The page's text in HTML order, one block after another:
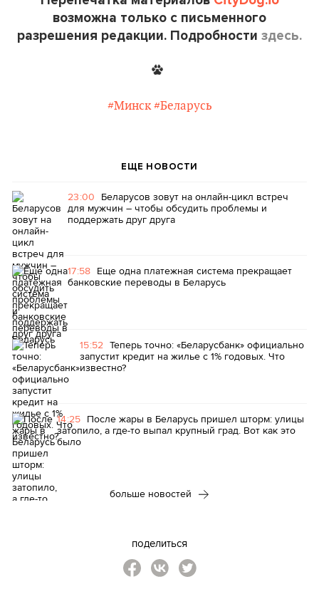
возможна только с письменного
разрешения редакции. Подробности здесь.
#Минск #Беларусь
ЕЩЕ НОВОСТИ
23:00 Беларусов зовут на онлайн-цикл встреч
для мужчин – чтобы обсудить проблемы и
поддержать друг друга
17:58 Еще одна платежная система прекращает
банковские переводы в Беларусь
15:52 Теперь точно: «Беларусбанк» официально
запустит кредит на жилье с 1% годовых. Что
известно?
14:25 После жары в Беларусь пришел шторм: улицы
затопило, а где-то выпал крупный град. Вот как это
было
больше новостей
поделиться